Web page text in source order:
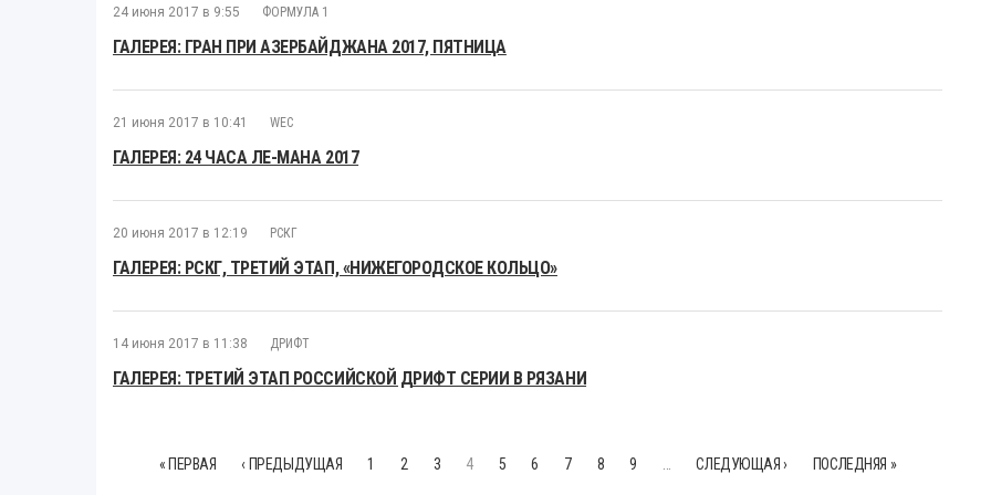
24 июня 2017 в 9:55 ФОРМУЛА 1
ГАЛЕРЕЯ: ГРАН ПРИ АЗЕРБАЙДЖАНА 2017, ПЯТНИЦА
21 июня 2017 в 10:41 WEC
ГАЛЕРЕЯ: 24 ЧАСА ЛЕ-МАНА 2017
20 июня 2017 в 12:19 РСКГ
ГАЛЕРЕЯ: РСКГ, ТРЕТИЙ ЭТАП, «НИЖЕГОРОДСКОЕ КОЛЬЦО»
14 июня 2017 в 11:38 ДРИФТ
ГАЛЕРЕЯ: ТРЕТИЙ ЭТАП РОССИЙСКОЙ ДРИФТ СЕРИИ В РЯЗАНИ
« ПЕРВАЯ ‹ ПРЕДЫДУЩАЯ 1 2 3 4 5 6 7 8 9 СЛЕДУЮЩАЯ › ПОСЛЕДНЯЯ »